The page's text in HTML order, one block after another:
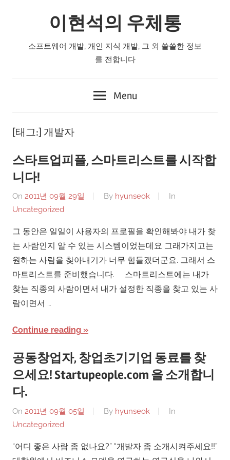
이현석의 우체통
소프트웨어 개발, 개인 지식 개발, 그 외 쏠쏠한 정보
를 전합니다
Menu
[태그:] 개발자
스타트업피플, 스마트리스트를 시작합
니다!
On 2011년 09월 29일 By hyunseok
In
Uncategorized
그 동안은 일일이 사용자의 프로필을 확인해봐야 내가 찾
는 사람인지 알 수 있는 시스템이었는데요 그래가지고는
원하는 사람을 찾아내기가 너무 힘들겠더군요. 그래서 스
마트리스트를 준비했습니다. 스마트리스트에는 내가
찾는 직종의 사람이면서 내가 설정한 직종을 찾고 있는 사
람이면서 …
Continue reading
공동창업자, 창업초기기업 동료를 찾
으세요! Startupeople.com 을 소개합니
다.
On 2011년 09월 05일 By hyunseok
In
Uncategorized
“어디 좋은 사람 좀 없나요?” “개발자 좀 소개시켜주세요!!”